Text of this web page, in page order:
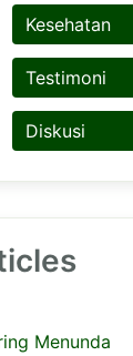
Kesehatan
Testimoni
Diskusi
Menunda